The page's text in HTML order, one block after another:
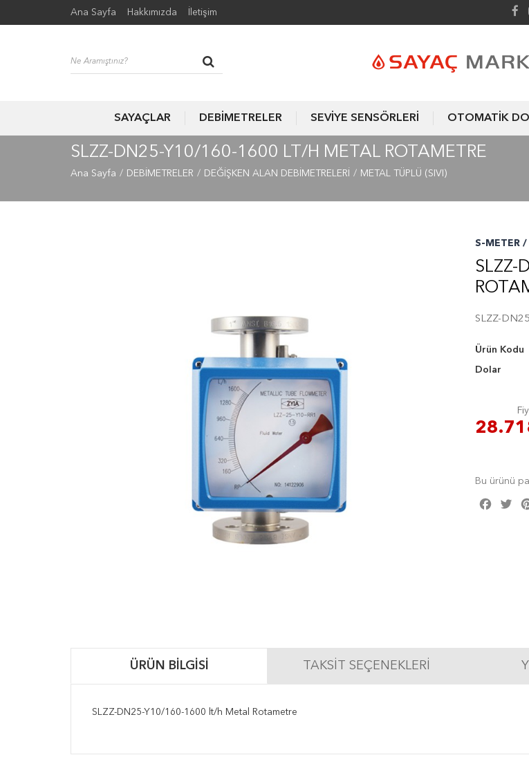
Ana Sayfa Hakkımızda İletişim
SAYAÇLAR DEBİMETRELER SEVİYE SENSÖRLERİ OTOMATİK
SLZZ-DN25-Y10/160-1600 LT/H METAL ROTAMETRE
Ana Sayfa DEBİMETRELER DEĞİŞKEN ALAN DEBİMETRELERİ METAL TÜPLÜ (SIVI)
S-METER /
SLZZ-
SLZZ-
Ürün Kodu
Dolar
Bu ürünü
ÜRÜN BILGISI TAKSIT SEÇENEKLERI
SLZZ-DN25-Y10/160-1600 lt/h Metal Rotametre